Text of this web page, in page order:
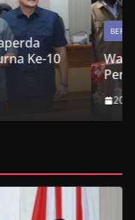
Sukabumi
Suci di Cikembar